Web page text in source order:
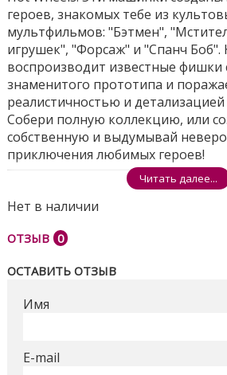
героев, знакомых тебе из
мультфильмов: "Бэтмен",
игрушек", "Форсаж" и "Спанч
воспроизводит известные фишки
знаменитого прототипа и
реалистичностью и детализацией
Собери полную коллекцию, или
собственную и выдумывай
приключения любимых героев!
Читать далее...
Нет в наличии
ОТЗЫВ 0
ОСТАВИТЬ ОТЗЫВ
Имя
E-mail